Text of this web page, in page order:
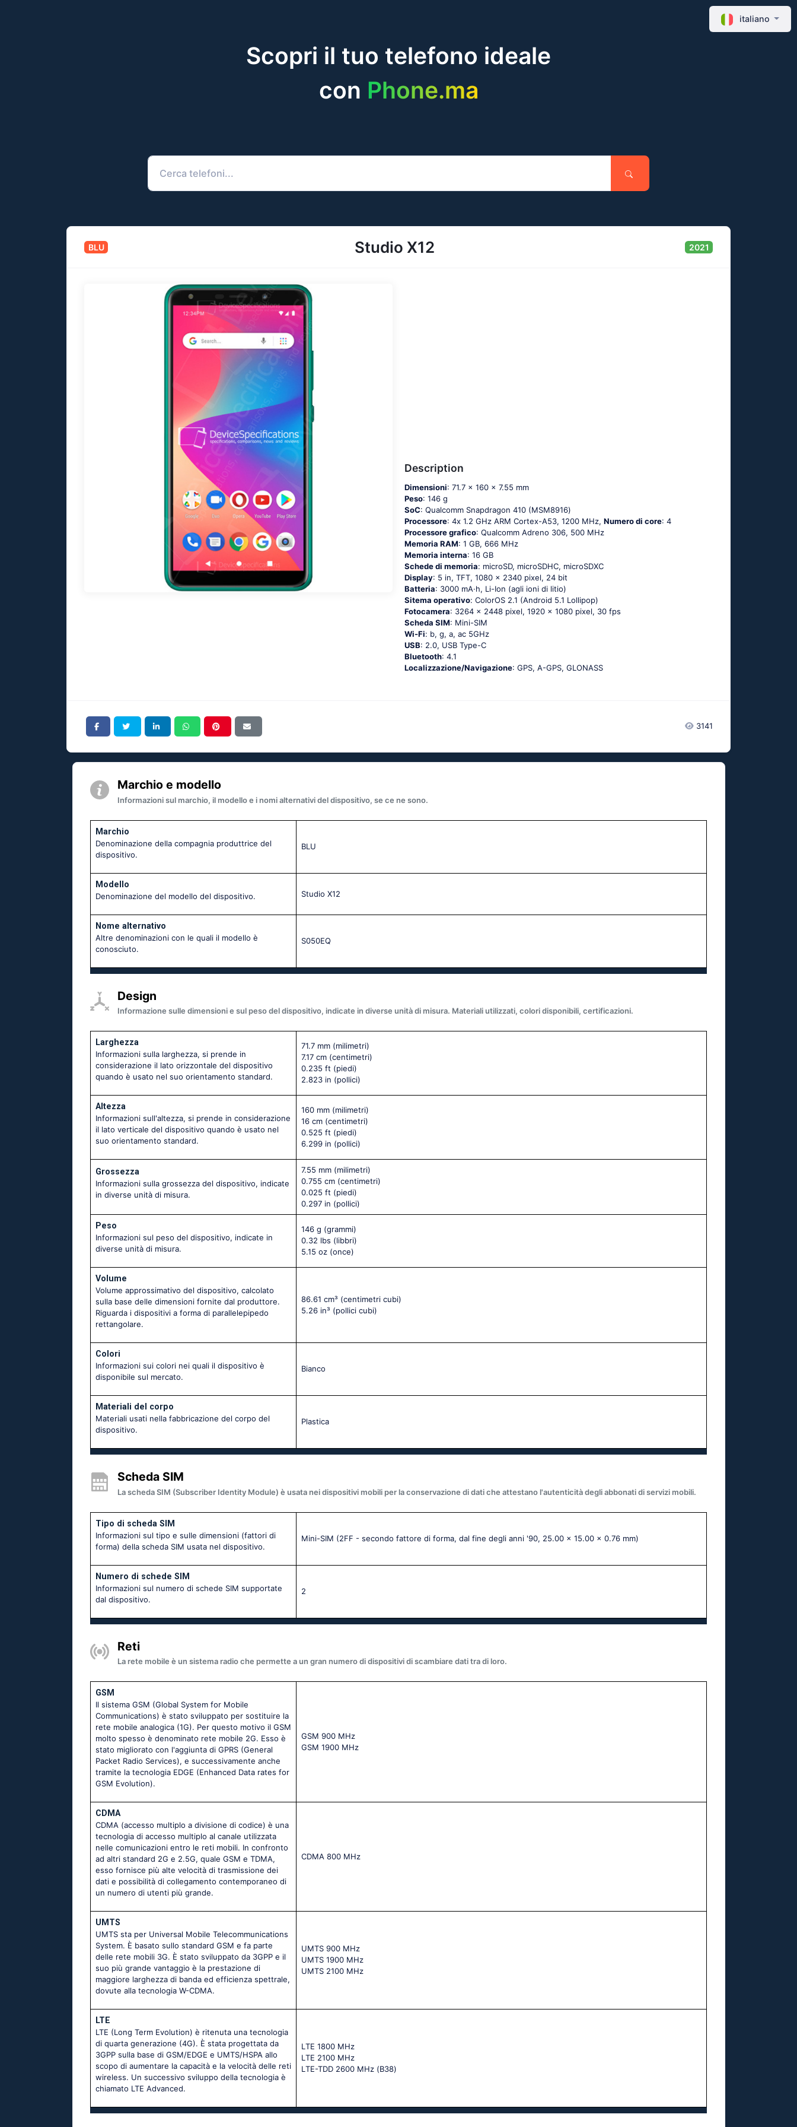
Scopri il tuo telefono ideale
con Phone.ma
italiano
BLU Studio X12 2021
Description
Dimensioni: 71.7 x 160 x 7.55 mm
Peso: 146 g
SoC: Quаlсоmm Snарdrаgоn 410 (МSМ8916)
Processore: 4х 1.2 GНz АRМ Соrtех-А53, 1200 MHz, Numero di core: 4
Processore grafico: Qualcomm Adreno 306, 500 MHz
Memoria RAM: 1 GB, 666 MHz
Memoria interna: 16 GB
Schede di memoria: microSD, microSDHC, microSDXC
Display: 5 in, TFT, 1080 x 2340 pixel, 24 bit
Batteria: 3000 mA·h, Li-Ion (agli ioni di litio)
Sitema operativo: СоlоrОS 2.1 (Аndrоid 5.1 Lоlliрор)
Fotocamera: 3264 x 2448 pixel, 1920 x 1080 pixel, 30 fps
Scheda SIM: Mini-SIM
Wi-Fi: b, g, а, ас 5GНz
USB: 2.0, USB Type-C
Bluetooth: 4.1
Localizzazione/Navigazione: GРS, А-GРS, GLОΝАSS
3141
Marchio e modello
Informazioni sul marchio, il modello e i nomi alternativi del dispositivo, se ce ne sono.
Marchio
Denominazione della compagnia produttrice del
dispositivo.
BLU
Modello
Denominazione del modello del dispositivo.
Studio X12
Nome alternativo
Altre denominazioni con le quali il modello è
conosciuto.
S050EQ
Design
Informazione sulle dimensioni e sul peso del dispositivo, indicate in diverse unità di misura. Materiali utilizzati, colori disponibili, certificazioni.
Larghezza
Informazioni sulla larghezza, si prende in
considerazione il lato orizzontale del dispositivo
quando è usato nel suo orientamento standard.
71.7 mm (milimetri)
7.17 cm (centimetri)
0.235 ft (piedi)
2.823 in (pollici)
Altezza
Informazioni sull'altezza, si prende in considerazione
il lato verticale del dispositivo quando è usato nel
suo orientamento standard.
160 mm (milimetri)
16 cm (centimetri)
0.525 ft (piedi)
6.299 in (pollici)
Grossezza
Informazioni sulla grossezza del dispositivo, indicate
in diverse unità di misura.
7.55 mm (milimetri)
0.755 cm (centimetri)
0.025 ft (piedi)
0.297 in (pollici)
Peso
Informazioni sul peso del dispositivo, indicate in
diverse unità di misura.
146 g (grammi)
0.32 lbs (libbri)
5.15 oz (once)
Volume
Volume approssimativo del dispositivo, calcolato
sulla base delle dimensioni fornite dal produttore.
Riguarda i dispositivi a forma di parallelepipedo
rettangolare.
86.61 cm³ (centimetri cubi)
5.26 in³ (pollici cubi)
Colori
Informazioni sui colori nei quali il dispositivo è
disponibile sul mercato.
Bianco
Materiali del corpo
Materiali usati nella fabbricazione del corpo del
dispositivo.
Plastica
Scheda SIM
La scheda SIM (Subscriber Identity Module) è usata nei dispositivi mobili per la conservazione di dati che attestano l'autenticità degli abbonati di servizi mobili.
Tipo di scheda SIM
Informazioni sul tipo e sulle dimensioni (fattori di
forma) della scheda SIM usata nel dispositivo.
Mini-SIM (2FF - secondo fattore di forma, dal fine degli anni '90, 25.00 x 15.00 x 0.76 mm)
Numero di schede SIM
Informazioni sul numero di schede SIM supportate
dal dispositivo.
2
Reti
La rete mobile è un sistema radio che permette a un gran numero di dispositivi di scambiare dati tra di loro.
GSM
Il sistema GSM (Global System for Mobile
Communications) è stato sviluppato per sostituire la
rete mobile analogica (1G). Per questo motivo il GSM
molto spesso è denominato rete mobile 2G. Esso è
stato migliorato con l'aggiunta di GPRS (General
Packet Radio Services), e successivamente anche
tramite la tecnologia EDGE (Enhanced Data rates for
GSM Evolution).
GSМ 900 МНz
GSМ 1900 МНz
CDMA
CDMA (accesso multiplo a divisione di codice) è una
tecnologia di accesso multiplo al canale utilizzata
nelle comunicazioni entro le reti mobili. In confronto
ad altri standard 2G e 2.5G, quale GSM e TDMA,
esso fornisce più alte velocità di trasmissione dei
dati e possibilità di collegamento contemporaneo di
un numero di utenti più grande.
CDMA 800 MHz
UMTS
UMTS sta per Universal Mobile Telecommunications
System. È basato sullo standard GSM e fa parte
delle rete mobili 3G. È stato sviluppato da 3GPP e il
suo più grande vantaggio è la prestazione di
maggiore larghezza di banda ed efficienza spettrale,
dovute alla tecnologia W-CDMA.
UМТS 900 МНz
UМТS 1900 МНz
UМТS 2100 МНz
LTE
LTE (Long Term Evolution) è ritenuta una tecnologia
di quarta generazione (4G). È stata progettata da
3GPP sulla base di GSM/EDGE e UMTS/HSPA allo
scopo di aumentare la capacità e la velocità delle reti
wireless. Un successivo sviluppo della tecnologia è
chiamato LTE Advanced.
LТЕ 1800 МНz
LТЕ 2100 МНz
LТЕ-ТDD 2600 МНz (В38)